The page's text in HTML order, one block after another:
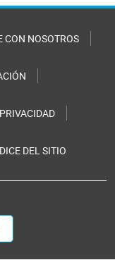
CON NOSOTROS
PRIVACIDAD
DEL SITIO